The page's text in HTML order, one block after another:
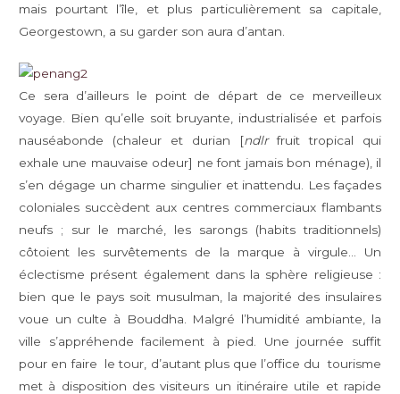
mais pourtant l’île, et plus particulièrement sa capitale,
Georgestown, a su garder son aura d’antan.
Ce sera d’ailleurs le point de départ de ce merveilleux
voyage. Bien qu’elle soit bruyante, industrialisée et parfois
nauséabonde (chaleur et durian [ndlrfruit tropical qui
exhale une mauvaise odeur] ne font jamais bon ménage), il
s’en dégage un charme singulier et inattendu. Les façades
coloniales succèdent aux centres commerciaux flambants
neufs ; sur le marché, les sarongs (habits traditionnels)
côtoient les survêtements de la marque à virgule… Un
éclectisme présent également dans la sphère religieuse :
bien que le pays soit musulman, la majorité des insulaires
voue un culte à Bouddha. Malgré l’humidité ambiante, la
ville s’appréhende facilement à pied. Une journée suffit
pour en faire le tour, d’autant plus que l’office du tourisme
met à disposition des visiteurs un itinéraire utile et rapide